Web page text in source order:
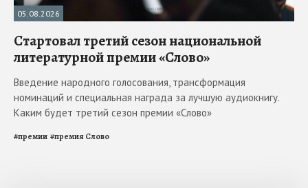
05.08.2026
Стартовал третий сезон национальной
литературной премии «Слово»
Введение народного голосования, трансформация
номинаций и специальная награда за лучшую аудиокнигу.
Каким будет третий сезон премии «Слово»
#премии #премия Слово